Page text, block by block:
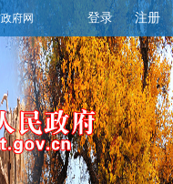
府网 登录 注册